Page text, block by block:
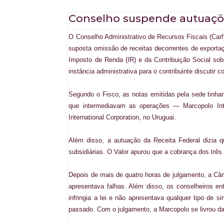
Conselho suspende
O Conselho Administrativo de Recursos Fiscais
suposta omissão de receitas decorrentes de
Imposto de Renda (IR) e da Contribuição Social
instância administrativa para o contribuinte discutir
Segundo o Fisco, as notas emitidas pela sede
que intermediavam as operações — Marcopolo
International Corporation, no Uruguai.
Além disso, a autuação da Receita Federal dizia
subsidiárias. O Valor apurou que a cobrança dos
Depois de mais de quatro horas de julgamento, a
apresentava falhas. Além disso, os conselheiros
infringia a lei e não apresentava qualquer tipo de
passado. Com o julgamento, a Marcopolo se livrou